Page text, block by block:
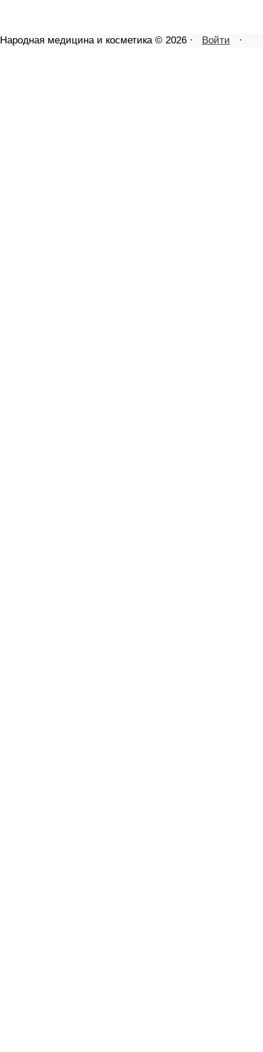
Народная медицина и косметика © 2026 · Войти ·